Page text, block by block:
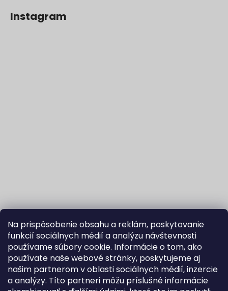
Na prispôsobenie obsahu a reklám, poskytovanie
funkcií sociálnych médií a analýzu návštevnosti
používame súbory cookie. Informácie o tom, ako
používate naše webové stránky, poskytujeme aj
našim partnerom v oblasti sociálnych médií, inzercie
a analýzy. Títo partneri môžu príslušné informácie
Instagram
Sledovať na Instagrame